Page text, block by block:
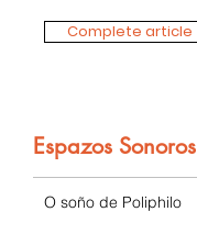
Complete article
Espazos Sonoros
O soño de Poliphilo